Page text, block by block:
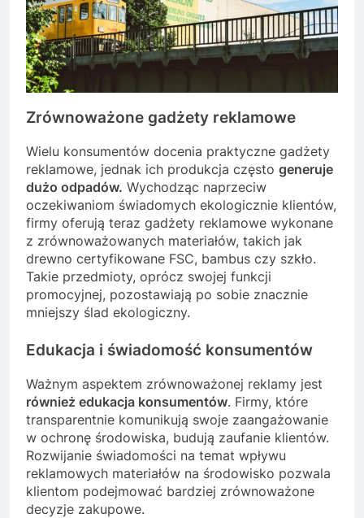
Zrównoważone gadżety reklamowe
Wielu konsumentów docenia praktyczne gadżety
reklamowe, jednak ich produkcja często generuje
dużo odpadów. Wychodząc naprzeciw
oczekiwaniom świadomych ekologicznie klientów,
firmy oferują teraz gadżety reklamowe wykonane
z zrównoważowanych materiałów, takich jak
drewno certyfikowane FSC, bambus czy szkło.
Takie przedmioty, oprócz swojej funkcji
promocyjnej, pozostawiają po sobie znacznie
mniejszy ślad ekologiczny.
Edukacja i świadomość konsumentów
Ważnym aspektem zrównoważonej reklamy jest
również edukacja konsumentów. Firmy, które
transparentnie komunikują swoje zaangażowanie
w ochronę środowiska, budują zaufanie klientów.
Rozwijanie świadomości na temat wpływu
reklamowych materiałów na środowisko pozwala
klientom podejmować bardziej zrównoważone
decyzje zakupowe.